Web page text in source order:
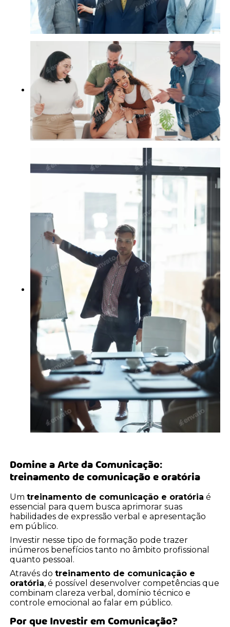
Domine a Arte da Comunicação:
treinamento de comunicação e oratória
Umtreinamento de comunicação e oratória é
essencial para quem busca aprimorar suas
habilidades de expressão verbal e apresentação
em público.
Investir nesse tipo de formação pode trazer
inúmeros benefícios tanto no âmbito profissional
quanto pessoal.
Através dotreinamento de comunicação e
oratória, é possível desenvolver competências que
combinam clareza verbal, domínio técnico e
controle emocional ao falar em público.
Por que Investir em Comunicação?